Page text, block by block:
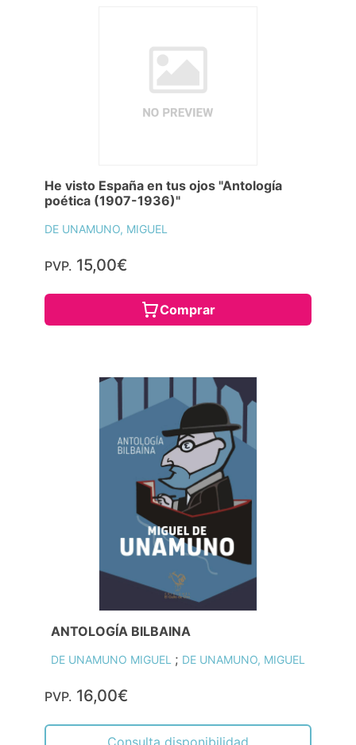
He visto España en tus ojos "Antología
poética (1907-1936)"
DE UNAMUNO, MIGUEL
PVP. 15,00€
Comprar
ANTOLOGÍA BILBAINA
DE UNAMUNO MIGUEL ; DE UNAMUNO, MIGUEL
PVP. 16,00€